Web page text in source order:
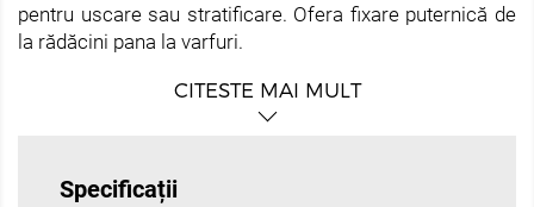
pentru uscare sau stratificare. Ofera fixare puternică de
la rădăcini pana la varfuri.
CITESTE MAI MULT
Specificații